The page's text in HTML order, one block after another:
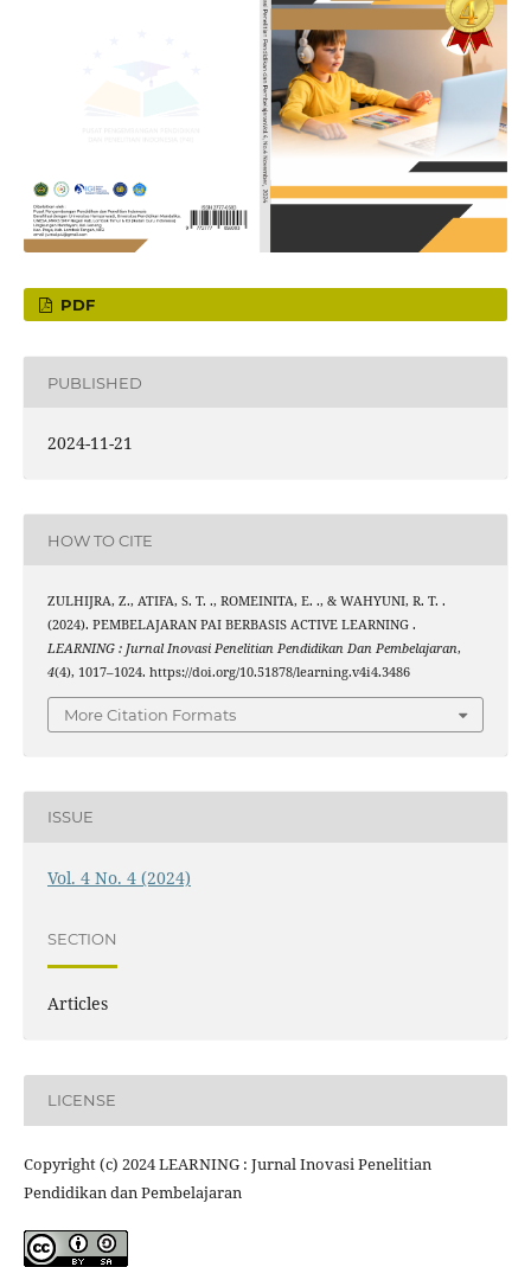
PDF
PUBLISHED
2024-11-21
HOW TO CITE
ZULHIJRA, Z., ATIFA, S. T. ., ROMEINITA, E. ., & WAHYUNI, R. T. .
(2024). PEMBELAJARAN PAI BERBASIS ACTIVE LEARNING .
LEARNING : Jurnal Inovasi Penelitian Pendidikan Dan Pembelajaran,
4(4), 1017–1024. https://doi.org/10.51878/learning.v4i4.3486
More Citation Formats
ISSUE
Vol. 4 No. 4 (2024)
SECTION
Articles
LICENSE
Copyright (c) 2024 LEARNING : Jurnal Inovasi Penelitian
Pendidikan dan Pembelajaran